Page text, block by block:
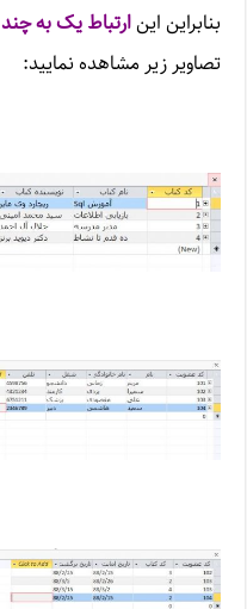
بنابراین اینارتباط یک به چند
تصاویر زیر مشاهده نمایید: